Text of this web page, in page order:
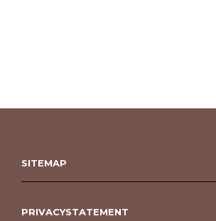
SITEMAP
PRIVACYSTATEMENT